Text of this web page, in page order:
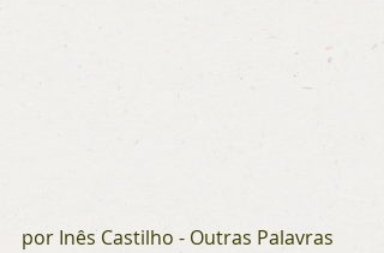
por Inês Castilho - Outras Palavras